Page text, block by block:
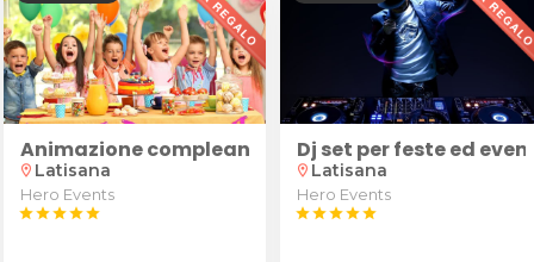
e drenante
Animazione compleanno bambini
location_on Latisana
Hero Events
starstarstarstarstar
Dj set per feste ed
location_on Latisana
Hero Events
starstarstarstarstar